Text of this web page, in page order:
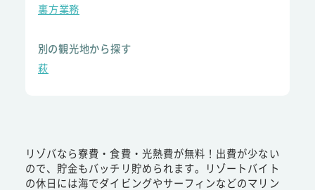
裏方業務
別の観光地から探す
萩
リゾバなら寮費・食費・光熱費が無料！出費が少ない
ので、貯金もバッチリ貯められます。リゾートバイト
の休日には海でダイビングやサーフィンなどのマリン